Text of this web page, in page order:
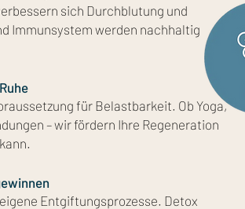
sich Durchblutung und
Immunsystem werden nachhaltig
für Belastbarkeit. Ob Yoga,
– wir fördern Ihre Regeneration
Entgiftungsprozesse. Detox